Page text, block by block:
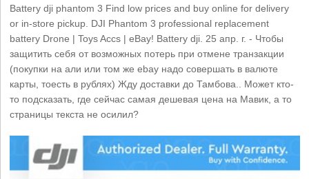
Battery dji phantom 3 Find low prices and buy online for delivery
or in-store pickup. DJI Phantom 3 professional replacement
battery Drone | Toys Accs | eBay! Battery dji. 25 апр. г. - Чтобы
защитить себя от возможных потерь при отмене транзакции
(покупки на али или том же ebay надо совершать в валюте
карты, тоесть в рублях) Жду доставки до Тамбова.. Может кто-
то подсказать, где сейчас самая дешевая цена на Мавик, а то
страницы текста не осилил?